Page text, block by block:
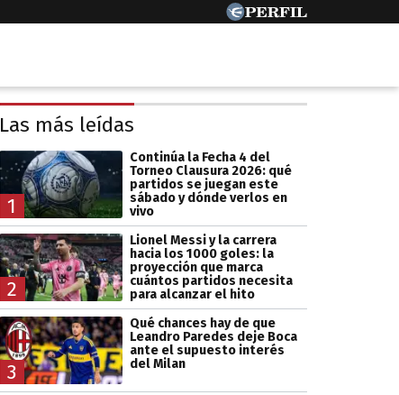
Las más leídas
1
Continúa la Fecha 4 del
Torneo Clausura 2026: qué
partidos se juegan este
sábado y dónde verlos en
vivo
2
Lionel Messi y la carrera
hacia los 1000 goles: la
proyección que marca
cuántos partidos necesita
para alcanzar el hito
3
Qué chances hay de que
Leandro Paredes deje Boca
ante el supuesto interés
del Milan